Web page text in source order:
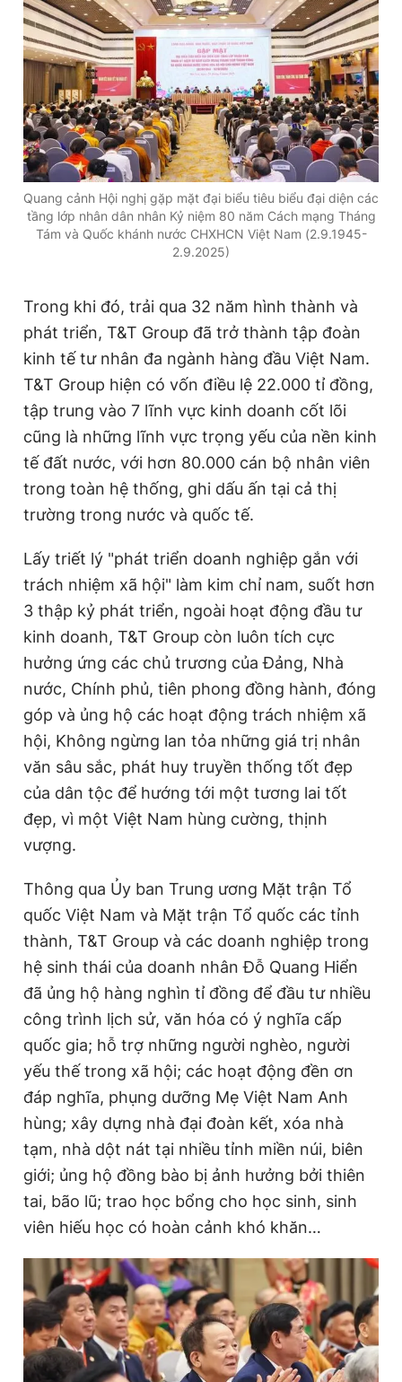
Quang cảnh Hội nghị gặp mặt đại biểu tiêu biểu đại diện các
tầng lớp nhân dân nhân Kỷ niệm 80 năm Cách mạng Tháng
Tám và Quốc khánh nước CHXHCN Việt Nam (2.9.1945-
2.9.2025)
Trong khi đó, trải qua 32 năm hình thành và
phát triển, T&T Group đã trở thành tập đoàn
kinh tế tư nhân đa ngành hàng đầu Việt Nam.
T&T Group hiện có vốn điều lệ 22.000 tỉ đồng,
tập trung vào 7 lĩnh vực kinh doanh cốt lõi
cũng là những lĩnh vực trọng yếu của nền kinh
tế đất nước, với hơn 80.000 cán bộ nhân viên
trong toàn hệ thống, ghi dấu ấn tại cả thị
trường trong nước và quốc tế.
Lấy triết lý "phát triển doanh nghiệp gắn với
trách nhiệm xã hội" làm kim chỉ nam, suốt hơn
3 thập kỷ phát triển, ngoài hoạt động đầu tư
kinh doanh, T&T Group còn luôn tích cực
hưởng ứng các chủ trương của Đảng, Nhà
nước, Chính phủ, tiên phong đồng hành, đóng
góp và ủng hộ các hoạt động trách nhiệm xã
hội, Không ngừng lan tỏa những giá trị nhân
văn sâu sắc, phát huy truyền thống tốt đẹp
của dân tộc để hướng tới một tương lai tốt
đẹp, vì một Việt Nam hùng cường, thịnh
vượng.
Thông qua Ủy ban Trung ương Mặt trận Tổ
quốc Việt Nam và Mặt trận Tổ quốc các tỉnh
thành, T&T Group và các doanh nghiệp trong
hệ sinh thái của doanh nhân Đỗ Quang Hiển
đã ủng hộ hàng nghìn tỉ đồng để đầu tư nhiều
công trình lịch sử, văn hóa có ý nghĩa cấp
quốc gia; hỗ trợ những người nghèo, người
yếu thế trong xã hội; các hoạt động đền ơn
đáp nghĩa, phụng dưỡng Mẹ Việt Nam Anh
hùng; xây dựng nhà đại đoàn kết, xóa nhà
tạm, nhà dột nát tại nhiều tỉnh miền núi, biên
giới; ủng hộ đồng bào bị ảnh hưởng bởi thiên
tai, bão lũ; trao học bổng cho học sinh, sinh
viên hiếu học có hoàn cảnh khó khăn…